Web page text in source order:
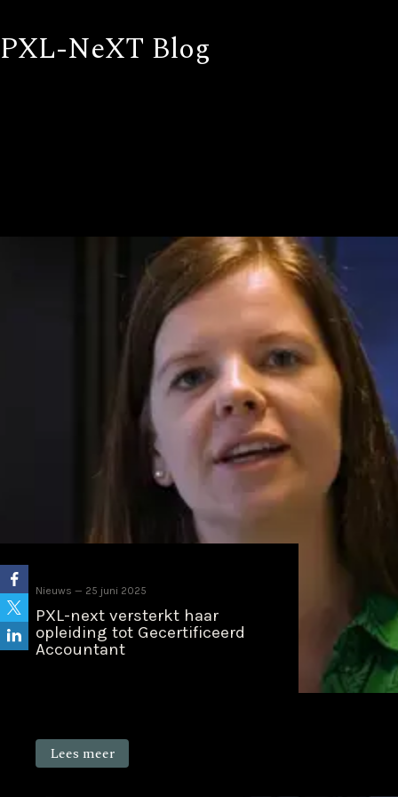
PXL-NeXT Blog
Nieuws 25 juni 2025
PXL-next versterkt haar
opleiding tot Gecertificeerd
Accountant
Lees meer